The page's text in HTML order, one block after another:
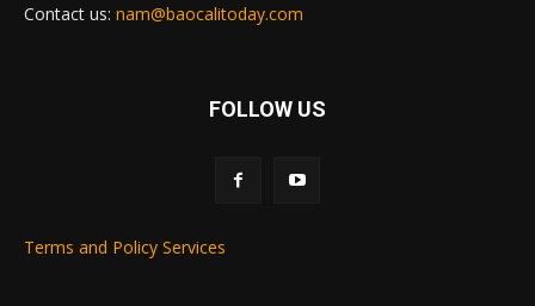
Contact us: nam@baocalitoday.com
FOLLOW US
Terms and Policy Services